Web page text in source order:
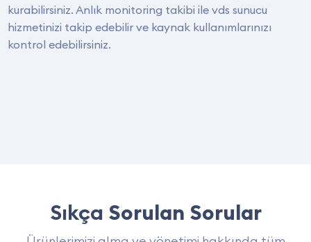
kurabilirsiniz. Anlık monitoring takibi ile vds sunucu
hizmetinizi takip edebilir ve kaynak kullanımlarınızı
kontrol edebilirsiniz.
Sıkça Sorulan Sorular